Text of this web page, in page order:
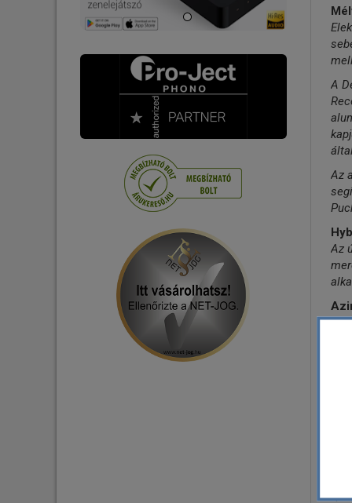
Jack kábel
USB Audio kábel
XLR kábel
LAN kábel
Tápkábelek
Tápelosztók - Tápszűrők
Csatlakozó - Adapter
A
Az
Az
Az
-
-
-
-